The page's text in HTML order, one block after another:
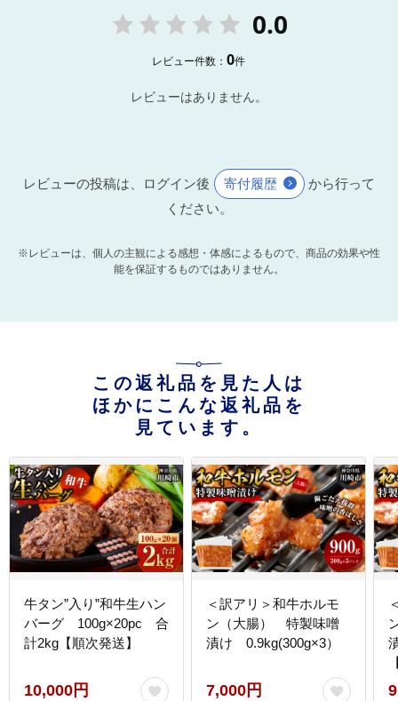
0.0
レビュー件数：0件
レビューはありません。
レビューの投稿は、ログイン後 寄付履歴
から行って
ください。
※レビューは、個人の主観による感想・体感によるもので、商品の効果や性
能を保証するものではありません。
この返礼品を見た人は
ほかにこんな返礼品を
見ています。
牛タン”入り”和牛生ハン
バーグ 100g×20pc 合
計2kg【順次発送】
10,000円
＜訳アリ＞和牛ホルモ
ン（大腸） 特製味噌
漬け 0.9kg(300g×3）
7,000円